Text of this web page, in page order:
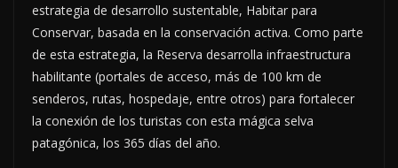
estrategia de desarrollo sustentable, Habitar para
Conservar, basada en la conservación activa. Como parte
de esta estrategia, la Reserva desarrolla infraestructura
habilitante (portales de acceso, más de 100 km de
senderos, rutas, hospedaje, entre otros) para fortalecer
la conexión de los turistas con esta mágica selva
patagónica, los 365 días del año.